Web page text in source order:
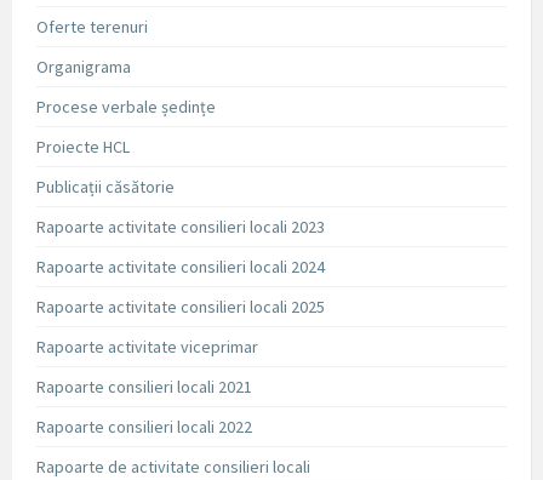
Oferte terenuri
Organigrama
Procese verbale ședințe
Proiecte HCL
Publicații căsătorie
Rapoarte activitate consilieri locali 2023
Rapoarte activitate consilieri locali 2024
Rapoarte activitate consilieri locali 2025
Rapoarte activitate viceprimar
Rapoarte consilieri locali 2021
Rapoarte consilieri locali 2022
Rapoarte de activitate consilieri locali